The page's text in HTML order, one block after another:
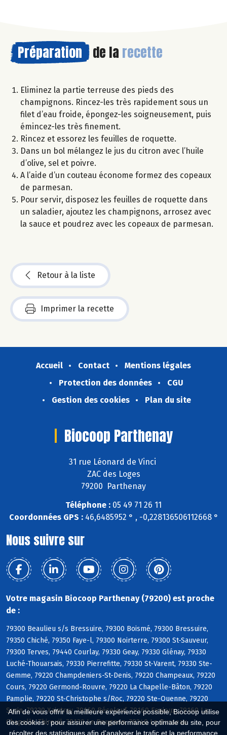
Afin de vous offrir la meilleure expérience possible, Biocoop utilise
des cookies : pour assurer une performance optimale du site, pour
récolter des statistiques afin d'analyser le trafic et la performance
Préparation de la recette
Eliminez la partie terreuse des pieds des
champignons. Rincez-les très rapidement sous un
filet d’eau froide, épongez-les soigneusement, puis
émincez-les très finement.
Rincez et essorez les feuilles de roquette.
Dans un bol mélangez le jus du citron avec l’huile
d’olive, sel et poivre.
A l’aide d’un couteau économe formez des copeaux
de parmesan.
Pour servir, disposez les feuilles de roquette dans
un saladier, ajoutez les champignons, arrosez avec
la sauce et poudrez avec les copeaux de parmesan.
Retour à la liste
Imprimer la recette
Accueil Contact
Mentions légales
Protection des données
CGU
Gestion des cookies
Plan du site
Biocoop Parthenay
31 rue Léonard de Vinci
ZAC des Loges
79200 Parthenay
Téléphone : 05 49 71 26 11
Coordonnées GPS :46,6485952 ° , -0,228136506112668 °
Nous suivre sur
Votre magasin Biocoop Parthenay (79200) est proche
de :
79300 Beaulieu s/s Bressuire, 79300 Boismé, 79300 Bressuire,
79350 Chiché, 79350 Faye-l, 79300 Noirterre, 79300 St-Sauveur,
79300 Terves, 79440 Courlay, 79330 Geay, 79330 Glénay, 79330
Luché-Thouarsais, 79330 Pierrefitte, 79330 St-Varent, 79330 Ste-
Gemme, 79220 Champdeniers-St-Denis, 79220 Champeaux, 79220
Cours, 79220 Germond-Rouvre, 79220 La Chapelle-Bâton, 79220
Pamplie, 79220 St-Christophe s/Roc, 79220 Ste-Ouenne, 79220
Surin, 79220 Xaintray, 79160 Béceleuf, 79160 Fenioux, 79160 La
Chapelle-Thireuil, 79130 Le Beugnon, 79240 Le Busseau